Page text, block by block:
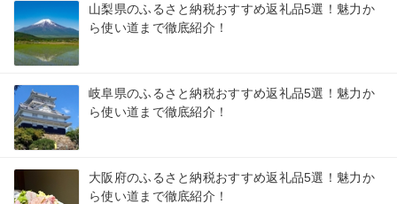
山梨県のふるさと納税おすすめ返礼品5選！魅力か
ら使い道まで徹底紹介！
岐阜県のふるさと納税おすすめ返礼品5選！魅力か
ら使い道まで徹底紹介！
大阪府のふるさと納税おすすめ返礼品5選！魅力か
ら使い道まで徹底紹介！